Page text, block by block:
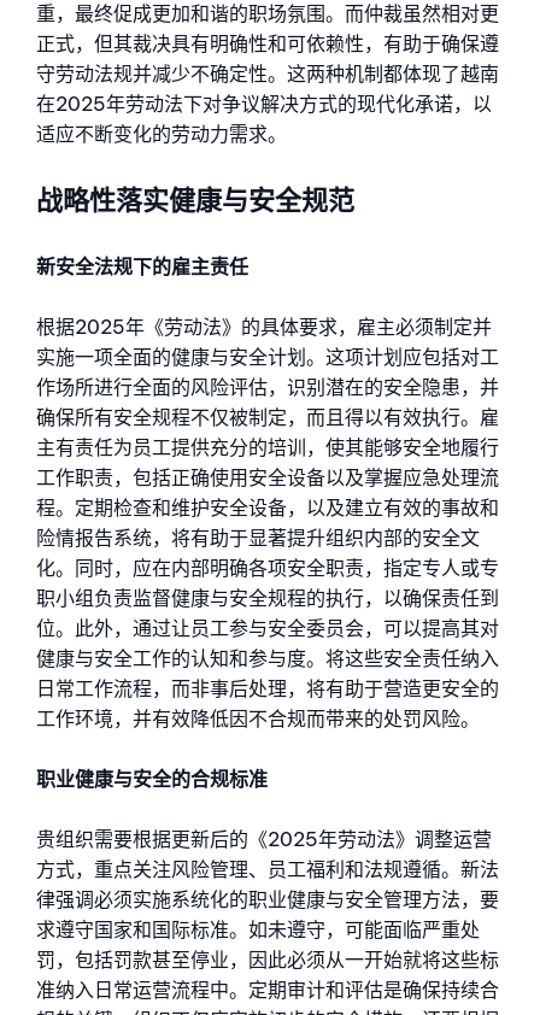
重，最终促成更加和谐的职场氛围。而仲裁虽然相对更
正式，但其裁决具有明确性和可依赖性，有助于确保遵
守劳动法规并减少不确定性。这两种机制都体现了越南
在2025年劳动法下对争议解决方式的现代化承诺，以
适应不断变化的劳动力需求。
战略性落实健康与安全规范
新安全法规下的雇主责任
根据2025年《劳动法》的具体要求，雇主必须制定并
实施一项全面的健康与安全计划。这项计划应包括对工
作场所进行全面的风险评估，识别潜在的安全隐患，并
确保所有安全规程不仅被制定，而且得以有效执行。雇
主有责任为员工提供充分的培训，使其能够安全地履行
工作职责，包括正确使用安全设备以及掌握应急处理流
程。定期检查和维护安全设备，以及建立有效的事故和
险情报告系统，将有助于显著提升组织内部的安全文
化。同时，应在内部明确各项安全职责，指定专人或专
职小组负责监督健康与安全规程的执行，以确保责任到
位。此外，通过让员工参与安全委员会，可以提高其对
健康与安全工作的认知和参与度。将这些安全责任纳入
日常工作流程，而非事后处理，将有助于营造更安全的
工作环境，并有效降低因不合规而带来的处罚风险。
职业健康与安全的合规标准
贵组织需要根据更新后的《2025年劳动法》调整运营
方式，重点关注风险管理、员工福利和法规遵循。新法
律强调必须实施系统化的职业健康与安全管理方法，要
求遵守国家和国际标准。如未遵守，可能面临严重处
罚，包括罚款甚至停业，因此必须从一开始就将这些标
准纳入日常运营流程中。定期审计和评估是确保持续合